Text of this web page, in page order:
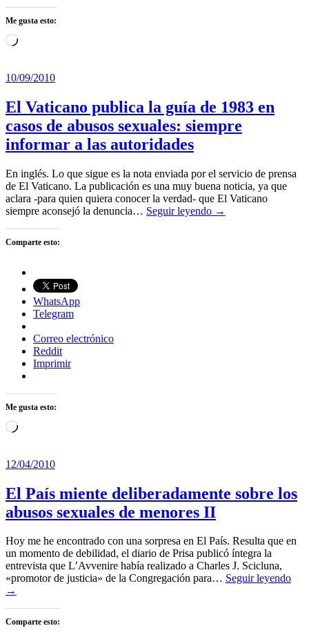
Me gusta esto:
Cargando...
10/09/2010
El Vaticano publica la guía de 1983 en
casos de abusos sexuales: siempre
informar a las autoridades
En inglés. Lo que sigue es la nota enviada por el servicio de prensa
de El Vaticano. La publicación es una muy buena noticia, ya que
aclara -para quien quiera conocer la verdad- que El Vaticano
siempre aconsejó la denuncia… Seguir leyendo →
Comparte esto:
WhatsApp
Telegram
Correo electrónico
Reddit
Imprimir
Me gusta esto:
Cargando...
12/04/2010
El País miente deliberadamente sobre los
abusos sexuales de menores II
Hoy me he encontrado con una sorpresa en El País. Resulta que en
un momento de debilidad, el diario de Prisa publicó íntegra la
entrevista que L’Avvenire había realizado a Charles J. Scicluna,
«promotor de justicia» de la Congregación para… Seguir leyendo
→
Comparte esto: